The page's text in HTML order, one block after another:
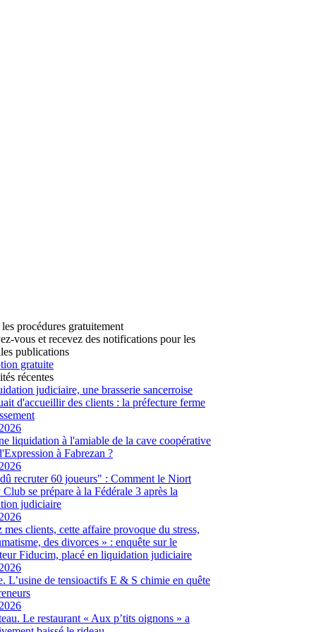
procédures gratuitement
vous et recevez des notifications pour les
publications
gratuite
récentes
judiciaire, une brasserie sancerroise
d'accueillir des clients : la préfecture ferme
liquidation à l'amiable de la cave coopérative
à Fabrezan ?
recruter 60 joueurs" : Comment le Niort
se prépare à la Fédérale 3 après la
judiciaire
mes clients, cette affaire provoque du stress,
des divorces » : enquête sur le
Fiducim, placé en liquidation judiciaire
L’usine de tensioactifs E & S chimie en quête
Le restaurant « Aux p’tits oignons » a